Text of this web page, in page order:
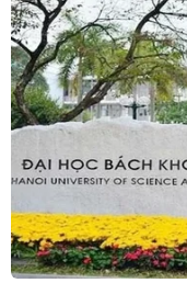
phán thỏa thuận
neo đậu tại các